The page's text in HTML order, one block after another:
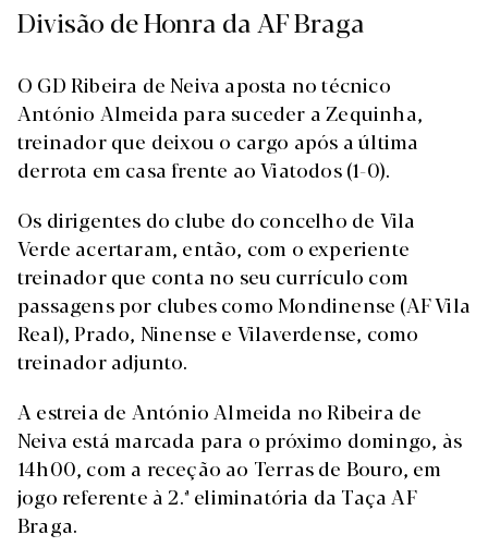
Divisão de Honra da AF Braga
O GD Ribeira de Neiva aposta no técnico
António Almeida para suceder a Zequinha,
treinador que deixou o cargo após a última
derrota em casa frente ao Viatodos (1-0).
Os dirigentes do clube do concelho de Vila
Verde acertaram, então, com o experiente
treinador que conta no seu currículo com
passagens por clubes como Mondinense (AF Vila
Real), Prado, Ninense e Vilaverdense, como
treinador adjunto.
A estreia de António Almeida no Ribeira de
Neiva está marcada para o próximo domingo, às
14h00, com a receção ao Terras de Bouro, em
jogo referente à 2.ª eliminatória da Taça AF
Braga.